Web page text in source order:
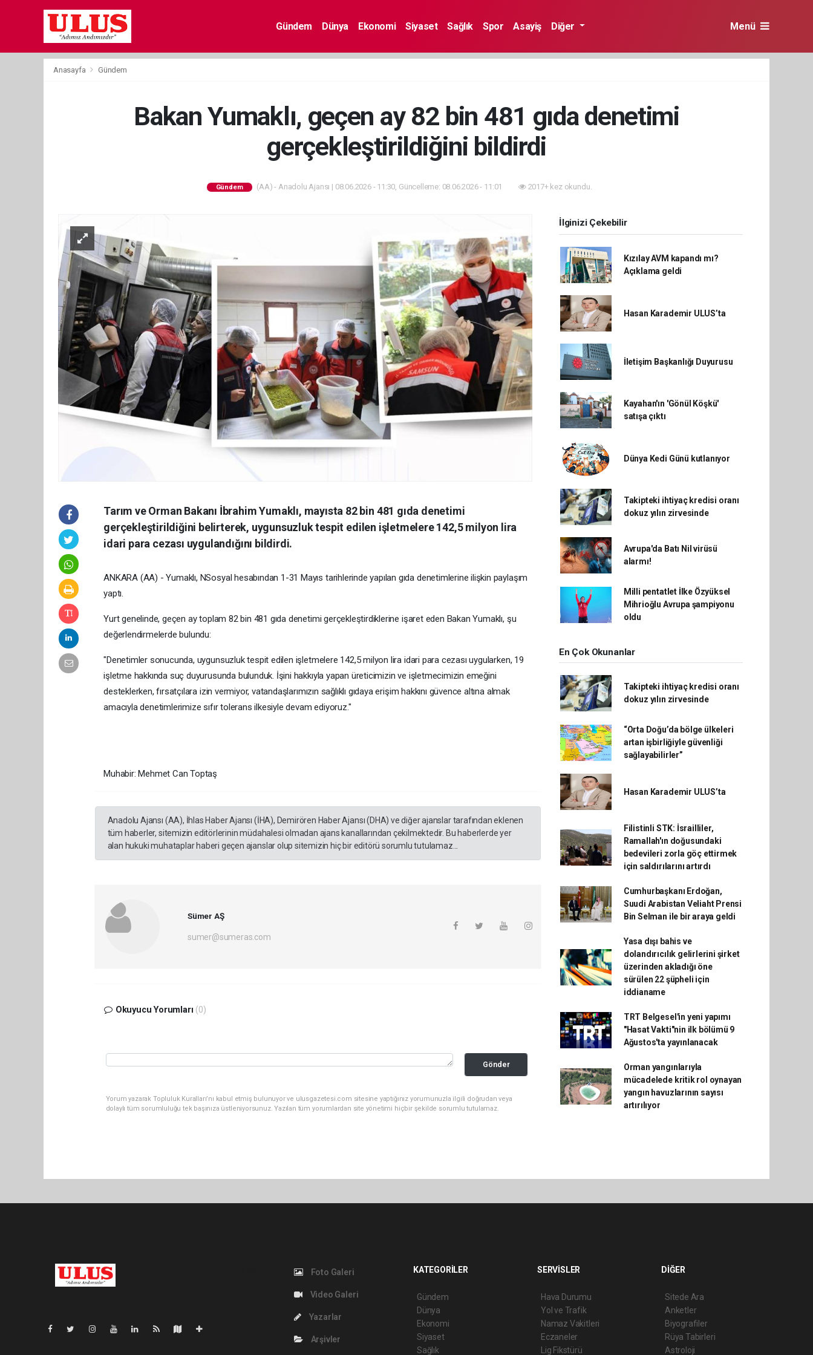
Gündem Dünya Ekonomi Siyaset Sağlık Spor Asayiş Diğer Menü
Anasayfa Gündem
Bakan Yumaklı, geçen ay 82 bin 481 gıda denetimi
gerçekleştirildiğini bildirdi
Gündem (AA) - Anadolu Ajansı | 08.06.2026 - 11:30, Güncelleme: 08.06.2026 - 11:01 2017+ kez okundu.
Tarım ve Orman Bakanı İbrahim Yumaklı, mayısta 82 bin 481 gıda denetimi
gerçekleştirildiğini belirterek, uygunsuzluk tespit edilen işletmelere 142,5 milyon lira
idari para cezası uygulandığını bildirdi.
ANKARA (AA) - Yumaklı, NSosyal hesabından 1-31 Mayıs tarihlerinde yapılan gıda denetimlerine ilişkin paylaşım
yaptı.
Yurt genelinde, geçen ay toplam 82 bin 481 gıda denetimi gerçekleştirdiklerine işaret eden Bakan Yumaklı, şu
değerlendirmelerde bulundu:
"Denetimler sonucunda, uygunsuzluk tespit edilen işletmelere 142,5 milyon lira idari para cezası uygularken, 19
işletme hakkında suç duyurusunda bulunduk. İşini hakkıyla yapan üreticimizin ve işletmecimizin emeğini
desteklerken, fırsatçılara izin vermiyor, vatandaşlarımızın sağlıklı gıdaya erişim hakkını güvence altına almak
amacıyla denetimlerimize sıfır tolerans ilkesiyle devam ediyoruz."
Muhabir: Mehmet Can Toptaş
Anadolu Ajansı (AA), İhlas Haber Ajansı (İHA), Demirören Haber Ajansı (DHA) ve diğer ajanslar tarafından eklenen
tüm haberler, sitemizin editörlerinin müdahalesi olmadan ajans kanallarından çekilmektedir. Bu haberlerde yer
alan hukuki muhataplar haberi geçen ajanslar olup sitemizin hiç bir editörü sorumlu tutulamaz...
Sümer AŞ
sumer@sumeras.com
Okuyucu Yorumları (0)
Gönder
Yorum yazarak Topluluk Kuralları’nı kabul etmiş bulunuyor ve ulusgazetesi.com sitesine yaptığınız yorumunuzla ilgili doğrudan veya
dolaylı tüm sorumluluğu tek başınıza üstleniyorsunuz. Yazılan tüm yorumlardan site yönetimi hiçbir şekilde sorumlu tutulamaz.
İlginizi Çekebilir
Kızılay AVM kapandı mı?
Açıklama geldi
Hasan Karademir ULUS’ta
İletişim Başkanlığı Duyurusu
Kayahan'ın 'Gönül Köşkü'
satışa çıktı
Dünya Kedi Günü kutlanıyor
Takipteki ihtiyaç kredisi oranı
dokuz yılın zirvesinde
Avrupa'da Batı Nil virüsü
alarmı!
Milli pentatlet İlke Özyüksel
Mihrioğlu Avrupa şampiyonu
oldu
En Çok Okunanlar
Takipteki ihtiyaç kredisi oranı
dokuz yılın zirvesinde
“Orta Doğu’da bölge ülkeleri
artan işbirliğiyle güvenliği
sağlayabilirler”
Hasan Karademir ULUS’ta
Filistinli STK: İsrailliler,
Ramallah'ın doğusundaki
bedevileri zorla göç ettirmek
için saldırılarını artırdı
Cumhurbaşkanı Erdoğan,
Suudi Arabistan Veliaht Prensi
Bin Selman ile bir araya geldi
Yasa dışı bahis ve
dolandırıcılık gelirlerini şirket
üzerinden akladığı öne
sürülen 22 şüpheli için
iddianame
TRT Belgesel'in yeni yapımı
"Hasat Vakti"nin ilk bölümü 9
Ağustos'ta yayınlanacak
Orman yangınlarıyla
mücadelede kritik rol oynayan
yangın havuzlarının sayısı
artırılıyor
Foto Galeri
Video Galeri
Yazarlar
Arşivler
KATEGORİLER
Gündem
Dünya
Ekonomi
Siyaset
Sağlık
SERVİSLER
Hava Durumu
Yol ve Trafik
Namaz Vakitleri
Eczaneler
Lig Fikstürü
DİĞER
Sitede Ara
Anketler
Biyografiler
Rüya Tabirleri
Astroloji